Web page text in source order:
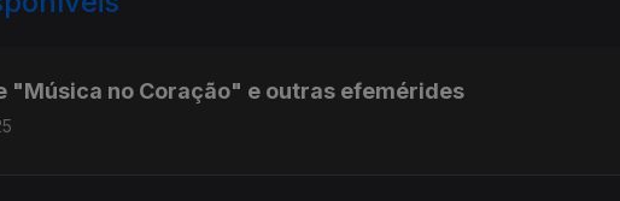
"Música no Coração" e outras efemérides